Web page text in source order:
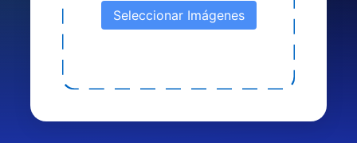
Seleccionar Imágenes